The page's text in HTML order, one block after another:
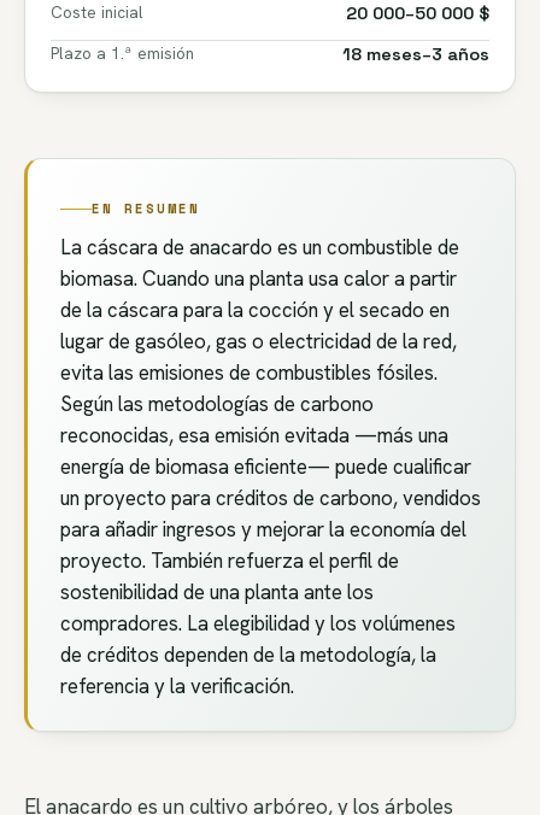
Coste inicial
20 000–50 000 $
Plazo a 1.ª emisión
18 meses–3 años
EN RESUMEN
La cáscara de anacardo es un combustible de
biomasa. Cuando una planta usa calor a partir
de la cáscara para la cocción y el secado en
lugar de gasóleo, gas o electricidad de la red,
evita las emisiones de combustibles fósiles.
Según las metodologías de carbono
reconocidas, esa emisión evitada —más una
energía de biomasa eficiente— puede cualificar
un proyecto para créditos de carbono, vendidos
para añadir ingresos y mejorar la economía del
proyecto. También refuerza el perfil de
sostenibilidad de una planta ante los
compradores. La elegibilidad y los volúmenes
de créditos dependen de la metodología, la
referencia y la verificación.
El anacardo es un cultivo arbóreo, y los árboles